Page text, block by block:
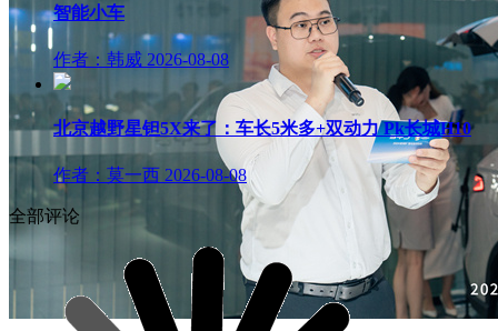
智能小车
作者：韩威 2026-08-08
北京越野星钽5X来了：车长5米多+双动力 Pk长城H10
作者：莫一西 2026-08-08
全部评论